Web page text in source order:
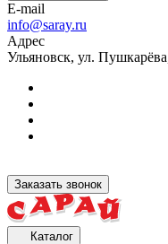
E-mail
info@saray.ru
Адрес
Ульяновск, ул.
Заказать звонок
Каталог